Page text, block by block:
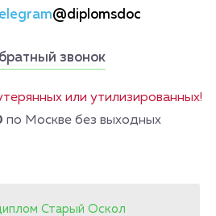
@diplomsdoc
звонок
или утилизированных!
по Москве без выходных
Старый Оскол